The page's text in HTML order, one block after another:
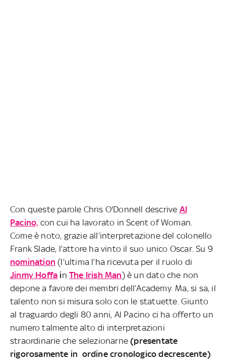
Con queste parole Chris O'Donnell descrive Al
Pacino, con cui ha lavorato in Scent of Woman.
Come è noto, grazie all’interpretazione del colonello
Frank Slade, l’attore ha vinto il suo unico Oscar. Su 9
nomination (l’ultima l’ha ricevuta per il ruolo di
Jinmy Hoffa inThe Irish Man) è un dato che non
depone a favore dei membri dell’Academy. Ma, si sa, il
talento non si misura solo con le statuette. Giunto
al traguardo degli 80 anni, Al Pacino ci ha offerto un
numero talmente alto di interpretazioni
straordinarie che selezionarne(presentate
rigorosamente in ordine cronologico decrescente)